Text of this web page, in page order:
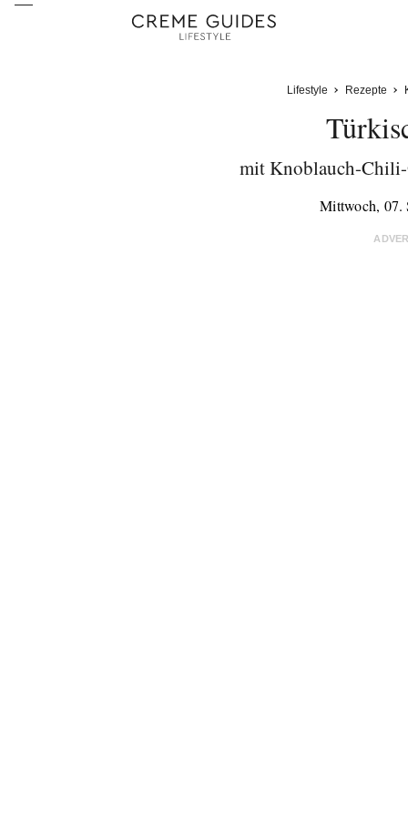
Lifestyle Rezepte
mit Knoblauch-
Mittwoch, 07.